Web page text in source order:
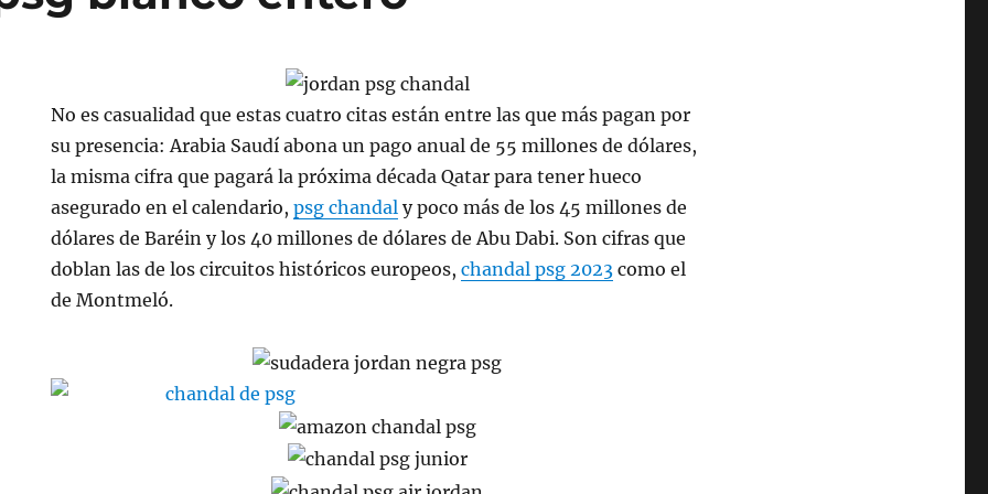
No es casualidad que estas cuatro citas están entre las que más pagan por
su presencia: Arabia Saudí abona un pago anual de 55 millones de dólares,
la misma cifra que pagará la próxima década Qatar para tener hueco
asegurado en el calendario,psg chandal y poco más de los 45 millones de
dólares de Baréin y los 40 millones de dólares de Abu Dabi. Son cifras que
doblan las de los circuitos históricos europeos,chandal psg 2023 como el
de Montmeló.